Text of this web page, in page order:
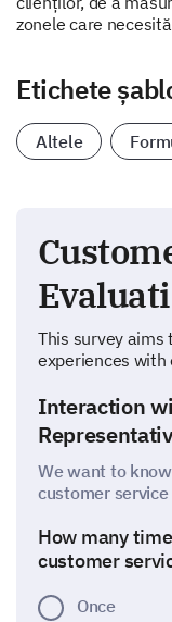
zonele care
Etichete
Altele
This survey aims
experiences with
Interaction
We want to
customer
How many
customer
Once